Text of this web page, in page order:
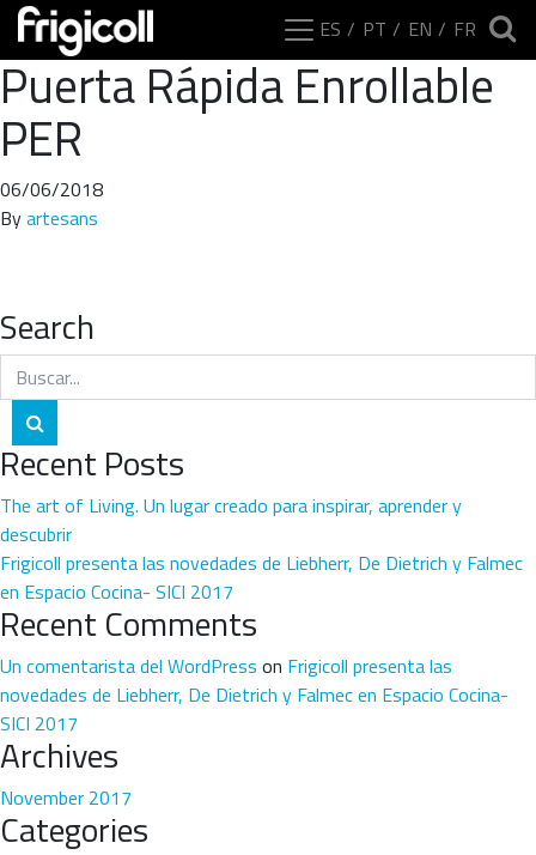
ES PT EN FR
Puerta Rápida Enrollable
PER
06/06/2018
Byartesans
Search
Buscar por:
Buscar
Recent Posts
The art of Living. Un lugar creado para inspirar, aprender y
descubrir
Frigicoll presenta las novedades de Liebherr, De Dietrich y Falmec
en Espacio Cocina- SICI 2017
Recent Comments
Un comentarista del WordPress on Frigicoll presenta las
novedades de Liebherr, De Dietrich y Falmec en Espacio Cocina-
SICI 2017
Archives
November 2017
Categories